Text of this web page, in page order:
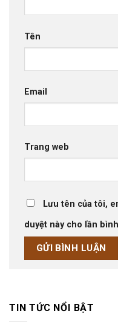
Tên
Email
Trang web
Lưu tên của tôi,
duyệt này cho lần
TIN TỨC NỔI BẬT